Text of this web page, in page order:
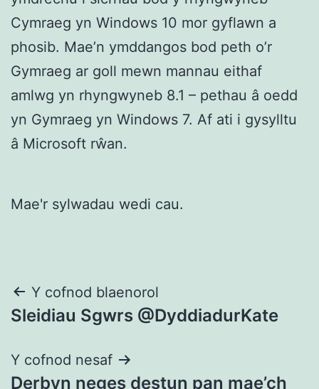
Cymraeg yn Windows 10 mor gyflawn a
phosib. Mae’n ymddangos bod peth o’r
Gymraeg ar goll mewn mannau eithaf
amlwg yn rhyngwyneb 8.1 – pethau â oedd
yn Gymraeg yn Windows 7. Af ati i gysylltu
â Microsoft rŵan.
Mae'r sylwadau wedi cau.
Llywio
cofnod
Y cofnod blaenorol
Sleidiau Sgwrs @DyddiadurKate
Y cofnod nesaf
Derbyn neges destun pan mae’ch